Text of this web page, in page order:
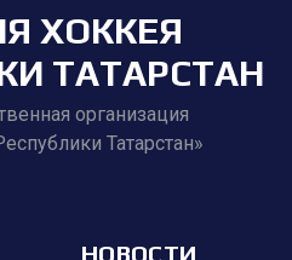
ХОККЕЯ
ТАТАРСТАН
организация
Татарстан»
НОВОСТИ